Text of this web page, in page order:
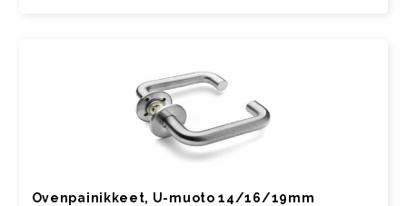
Ovenpainikkeet, U-muoto 14/16/19mm